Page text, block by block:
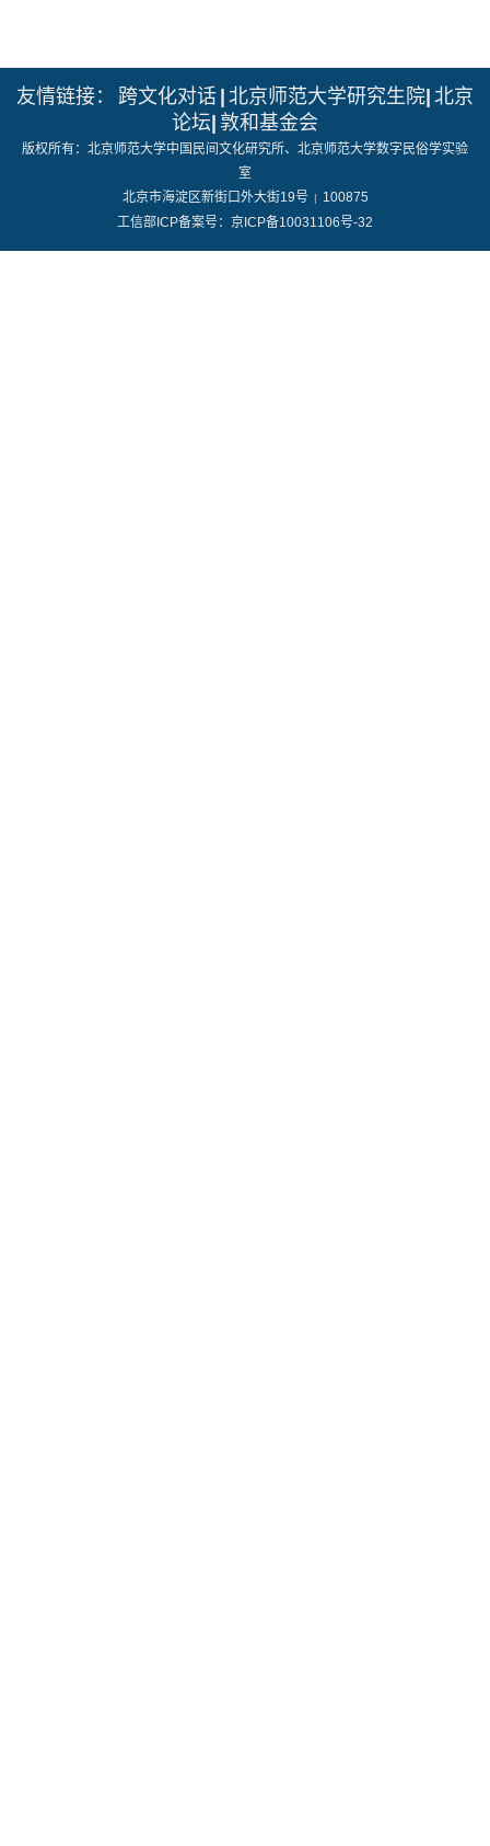
友情链接： 跨文化对话 | 北京师范大学研究生院| 北京
论坛| 敦和基金会
版权所有：北京师范大学中国民间文化研究所、北京师范大学数字民俗学实验
室
北京市海淀区新街口外大街19号 |
100875
工信部ICP备案号：京ICP备10031106号-32